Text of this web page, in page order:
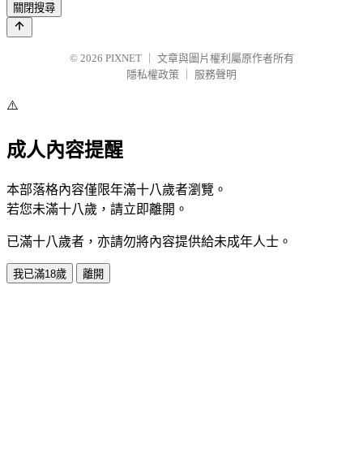
關閉搜尋
© 2026 PIXNET
文章與圖片權利屬原作者所有
隱私權政策
服務聲明
⚠️
成人內容提醒
本部落格內容僅限年滿十八歲者瀏覽。
若您未滿十八歲，請立即離開。
已滿十八歲者，亦請勿將內容提供給未成年人士。
我已滿18歲 離開